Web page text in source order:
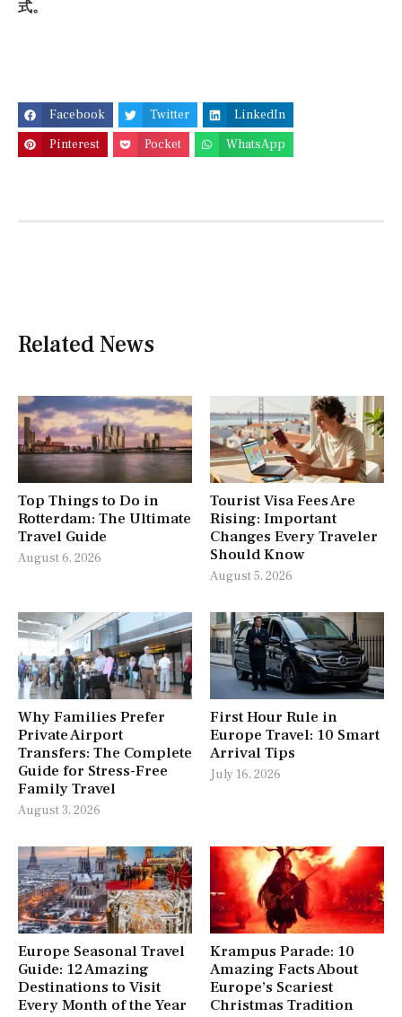
式。
Facebook Twitter
LinkedIn
Pinterest
Pocket WhatsApp
Related News
Top Things to Do in
Rotterdam: The Ultimate
Travel Guide
August 6, 2026
Tourist Visa Fees Are
Rising: Important
Changes Every Traveler
Should Know
August 5, 2026
Why Families Prefer
Private Airport
Transfers: The Complete
Guide for Stress-Free
Family Travel
August 3, 2026
First Hour Rule in
Europe Travel: 10 Smart
Arrival Tips
July 16, 2026
Europe Seasonal Travel
Guide: 12 Amazing
Destinations to Visit
Every Month of the Year
Krampus Parade: 10
Amazing Facts About
Europe’s Scariest
Christmas Tradition